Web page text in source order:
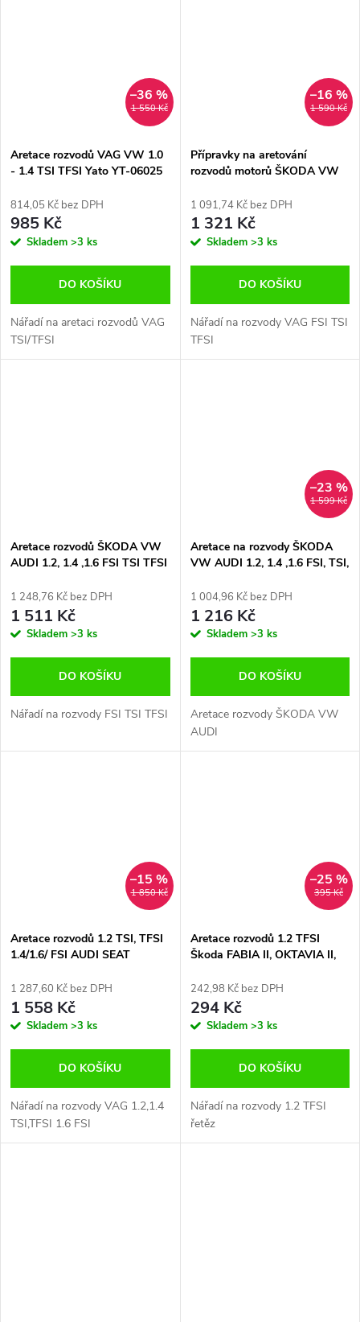
1 550 Kč
–36 %
Aretace rozvodů VAG VW 1.0
- 1.4 TSI TFSI Yato YT-06025
814,05 Kč bez DPH
985 Kč
Skladem >3 ks
DO KOŠÍKU
Nářadí na aretaci rozvodů VAG
TSI/TFSI
1 590 Kč
–16 %
Přípravky na aretování
rozvodů motorů ŠKODA VW
1 091,74 Kč bez DPH
1 321 Kč
Skladem >3 ks
DO KOŠÍKU
Nářadí na rozvody VAG FSI TSI
TFSI
Aretace rozvodů ŠKODA VW
AUDI 1.2, 1.4 ,1.6 FSI TSI TFSI
1 248,76 Kč bez DPH
1 511 Kč
Skladem >3 ks
DO KOŠÍKU
Nářadí na rozvody FSI TSI TFSI
1 599 Kč
–23 %
Aretace na rozvody ŠKODA
VW AUDI 1.2, 1.4 ,1.6 FSI, TSI,
1 004,96 Kč bez DPH
1 216 Kč
Skladem >3 ks
DO KOŠÍKU
Aretace rozvody ŠKODA VW
AUDI
1 850 Kč
–15 %
Aretace rozvodů 1.2 TSI, TFSI
1.4/1.6/ FSI AUDI SEAT
1 287,60 Kč bez DPH
1 558 Kč
Skladem >3 ks
DO KOŠÍKU
Nářadí na rozvody VAG 1.2,1.4
TSI,TFSI 1.6 FSI
395 Kč
–25 %
Aretace rozvodů 1.2 TFSI
Škoda FABIA II, OKTAVIA II,
A3 řetěz
242,98 Kč bez DPH
294 Kč
Skladem >3 ks
DO KOŠÍKU
Nářadí na rozvody 1.2 TFSI
řetěz